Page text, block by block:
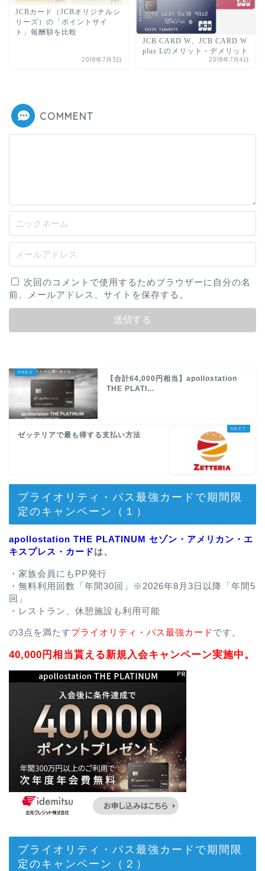
JCBカード（JCBオリジナルシ
リーズ）の「ポイントサイ
ト」報酬額を比較
2018年7月3日
JCB CARD W、JCB CARD W
plus Lのメリット・デメリット
2018年7月4日
COMMENT
次回のコメントで使用するためブラウザーに自分の名
前、メールアドレス、サイトを保存する。
【合計64,000円相当】apollostation
THE PLATI...
ゼッテリアで最も得する支払い方法
プライオリティ・パス最強カードで期間限
定のキャンペーン（１）
apollostation THE PLATINUM セゾン・アメリカン・エ
キスプレス・カードは、
・家族会員にもPP発行
・無料利用回数「年間30回」※2026年8月3日以降「年間5
回」
・レストラン、休憩施設も利用可能
の3点を満たすプライオリティ・パス最強カード です。
40,000円相当貰える新規入会キャンペーン実施中。
プライオリティ・パス最強カードで期間限
定のキャンペーン（２）